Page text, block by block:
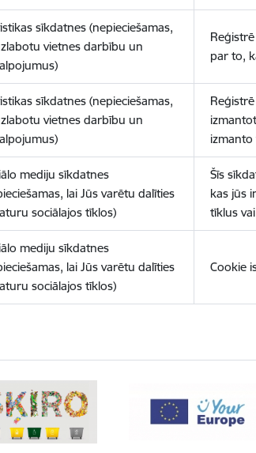
sīkdatnes (nepieciešamas,
vietnes darbību un
par to,
sīkdatnes (nepieciešamas,
vietnes darbību un
izmanto
mediju sīkdatnes
lai Jūs varētu dalīties
sociālajos tīklos)
Šīs
kas jūs
tīklus
mediju sīkdatnes
lai Jūs varētu dalīties
sociālajos tīklos)
Cookie